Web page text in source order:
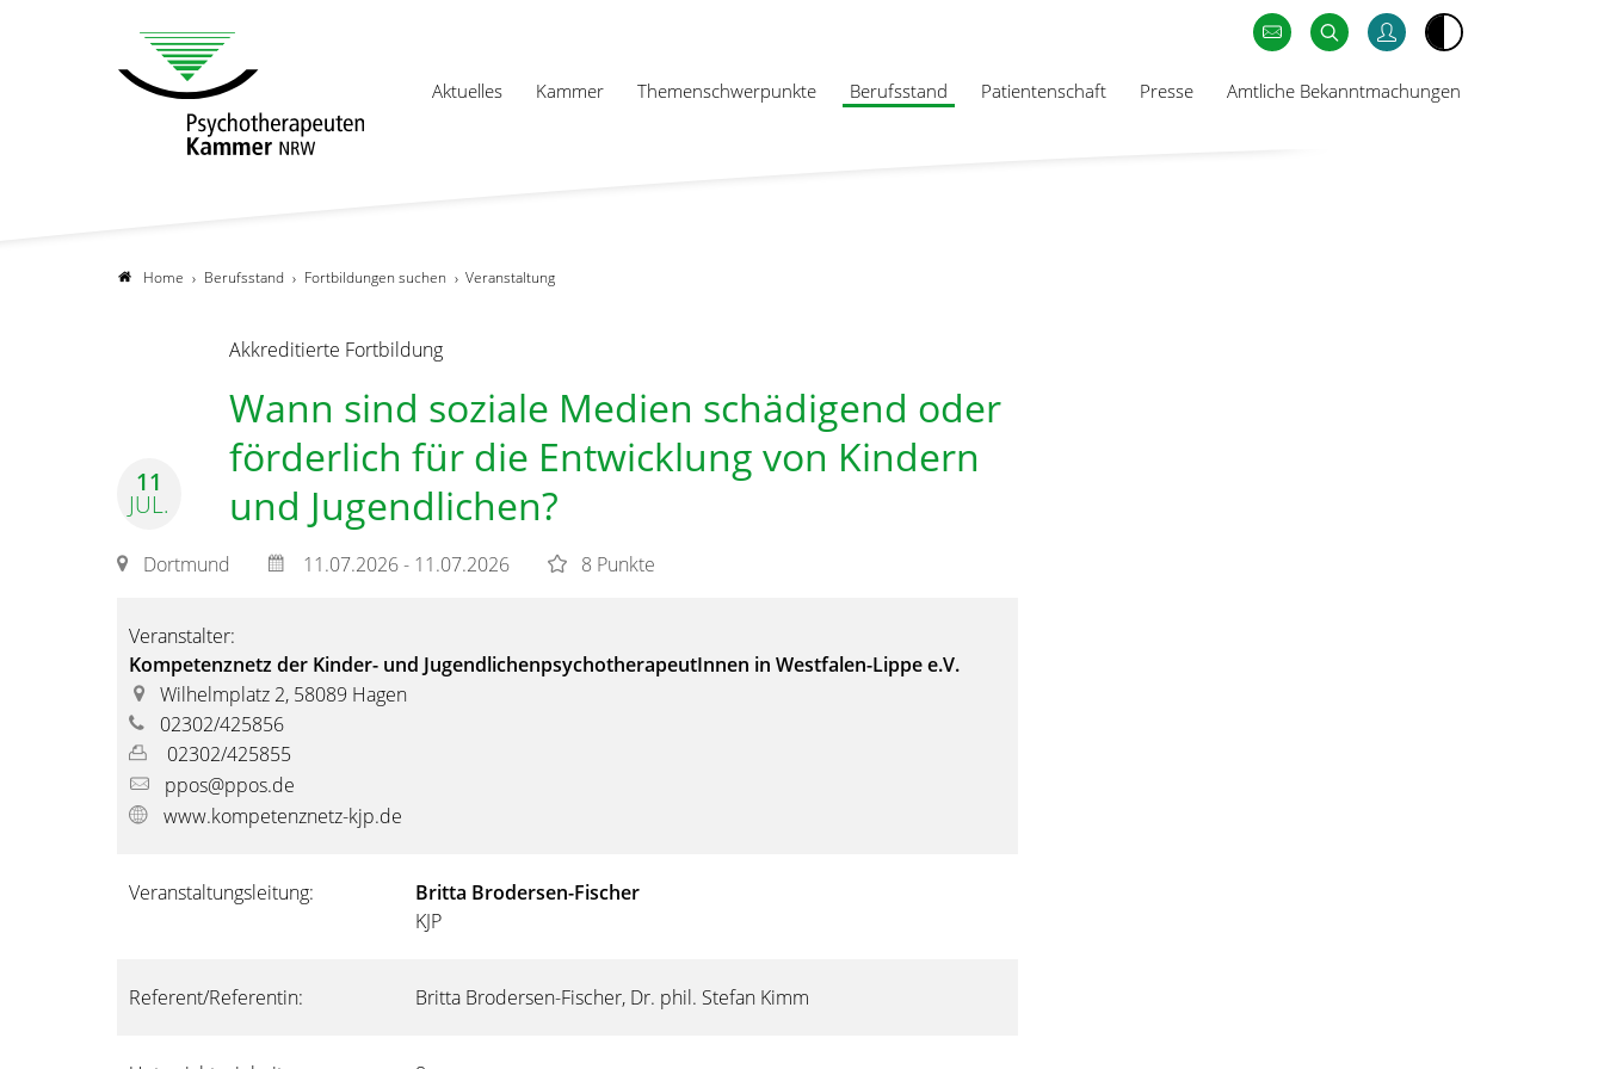
Aktuelles Kammer Themenschwerpunkte Berufsstand Patientenschaft Presse Amtliche Bekanntmachungen
Home Berufsstand Fortbildungen suchen Veranstaltung
11
JUL.
Akkreditierte Fortbildung
Wann sind soziale Medien schädigend oder
förderlich für die Entwicklung von Kindern
und Jugendlichen?
Dortmund 11.07.2026 - 11.07.2026 8 Punkte
Veranstalter:
Kompetenznetz der Kinder- und JugendlichenpsychotherapeutInnen in Westfalen-Lippe e.V.
Wilhelmplatz 2, 58089 Hagen
02302/425856
02302/425855
ppos@ppos.de
www.kompetenznetz-kjp.de
Veranstaltungsleitung:
Britta Brodersen-Fischer
KJP
Referent/Referentin: Britta Brodersen-Fischer, Dr. phil. Stefan Kimm